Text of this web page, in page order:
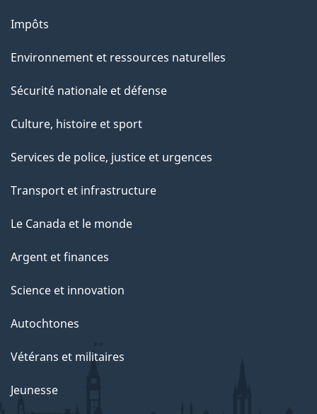
Impôts
Environnement et ressources naturelles
Sécurité nationale et défense
Culture, histoire et sport
Services de police, justice et urgences
Transport et infrastructure
Le Canada et le monde
Argent et finances
Science et innovation
Autochtones
Vétérans et militaires
Jeunesse